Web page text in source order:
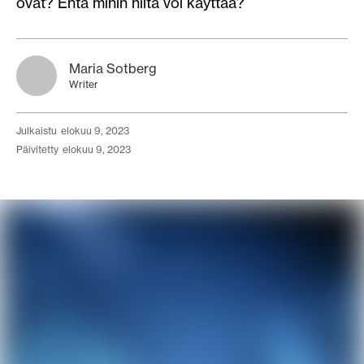
Maria Sotberg
Writer
julkaistu elokuu 9, 2023
päivitetty elokuu 9, 2023